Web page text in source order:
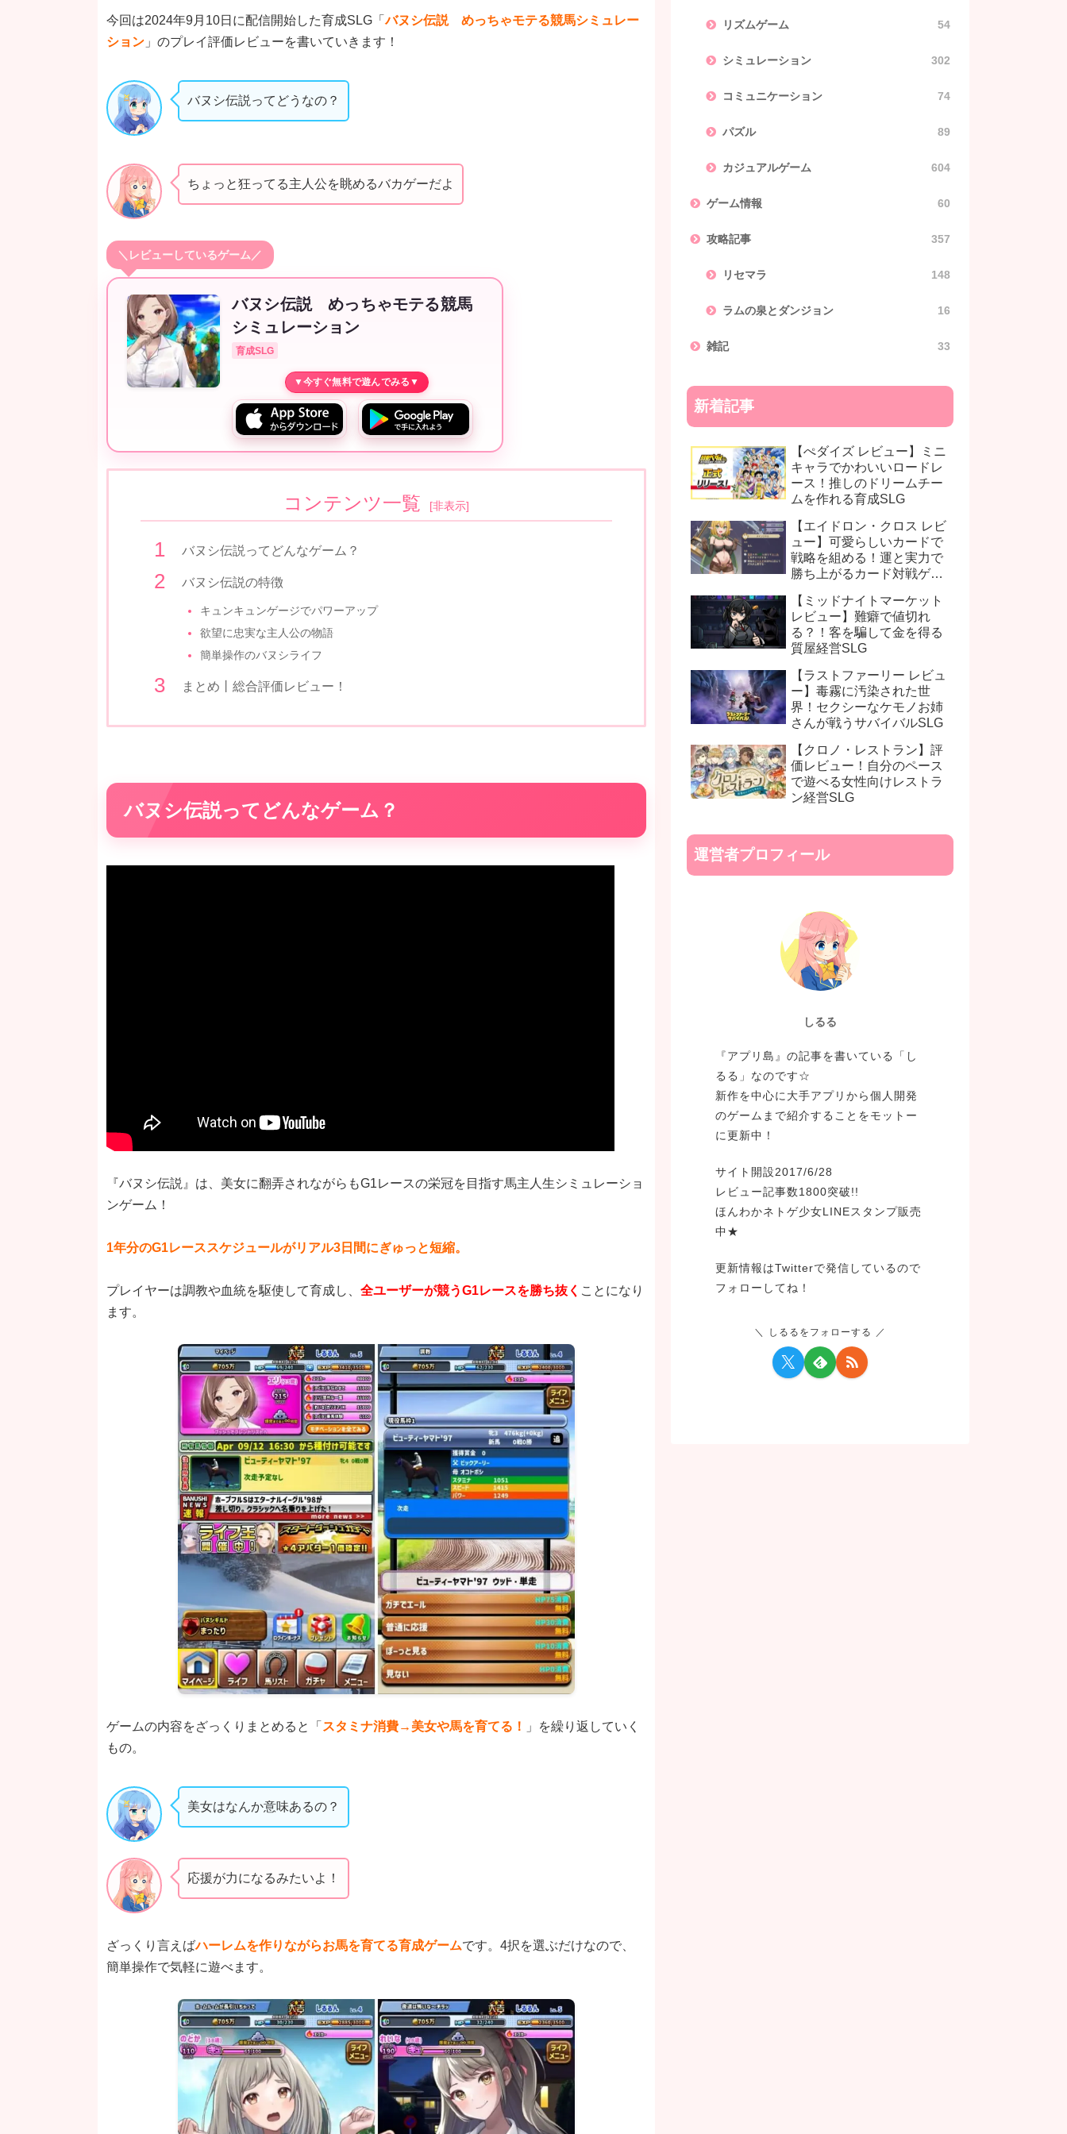
今回は2024年9月10日に配信開始した育成SLG「バヌシ伝説 めっちゃモテる競馬シミュレー
ション 」のプレイ評価レビューを書いていきます！
バヌシ伝説ってどうなの？
ちょっと狂ってる主人公を眺めるバカゲーだよ
＼レビューしているゲーム／
バヌシ伝説 めっちゃモテる競馬
シミュレーション
育成SLG
コンテンツ一覧 [非表示]
バヌシ伝説ってどんなゲーム？
バヌシ伝説の特徴
キュンキュンゲージでパワーアップ
欲望に忠実な主人公の物語
簡単操作のバヌシライフ
まとめ丨総合評価レビュー！
バヌシ伝説ってどんなゲーム？
『バヌシ伝説』は、美女に翻弄されながらもG1レースの栄冠を目指す馬主人生シミュレーショ
ンゲーム！
1年分のG1レーススケジュールがリアル3日間にぎゅっと短縮。
プレイヤーは調教や血統を駆使して育成し、 全ユーザーが競うG1レースを勝ち抜く ことになり
ます。
ゲームの内容をざっくりまとめると「 スタミナ消費→美女や馬を育てる！
」を繰り返していく
もの。
美女はなんか意味あるの？
応援が力になるみたいよ！
ざっくり言えばハーレムを作りながらお馬を育てる育成ゲームです。4択を選ぶだけなので、
簡単操作で気軽に遊べます。
リズムゲーム 54
シミュレーション 302
コミュニケーション 74
パズル 89
カジュアルゲーム 604
ゲーム情報 60
攻略記事 357
リセマラ 148
ラムの泉とダンジョン 16
雑記 33
新着記事
【ぺダイズ レビュー】ミニ
キャラでかわいいロードレ
ース！推しのドリームチー
ムを作れる育成SLG
【エイドロン・クロス レビ
ュー】可愛らしいカードで
戦略を組める！運と実力で
勝ち上がるカード対戦ゲー
【ミッドナイトマーケット
レビュー】難癖で値切れ
る？！客を騙して金を得る
質屋経営SLG
【ラストファーリー レビュ
ー】毒霧に汚染された世
界！セクシーなケモノお姉
さんが戦うサバイバルSLG
【クロノ・レストラン】評
価レビュー！自分のペース
で遊べる女性向けレストラ
ン経営SLG
運営者プロフィール
しるる
『アプリ島』の記事を書いている「し
るる」なのです☆
新作を中心に大手アプリから個人開発
のゲームまで紹介することをモットー
に更新中！
サイト開設2017/6/28
レビュー記事数1800突破!!
ほんわかネトゲ少女LINEスタンプ販売
中★
更新情報はTwitterで発信しているので
フォローしてね！
しるるをフォローする